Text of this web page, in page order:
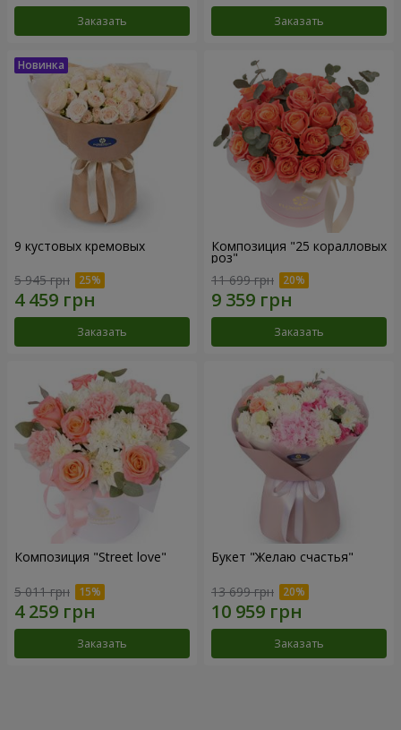
Заказать Заказать
9 кустовых кремовых
5 945 грн
Заказать
Композиция "25 коралловых
роз"
11 699 грн
Заказать
Композиция "Street love"
5 011 грн
Заказать
Букет "Желаю счастья"
13 699 грн
Заказать